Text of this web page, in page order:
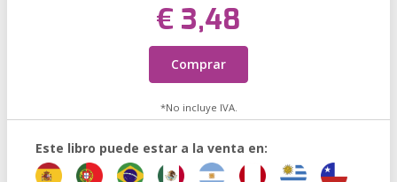
€ 3,48
Comprar
*No incluye IVA.
Este libro puede estar a la venta en: